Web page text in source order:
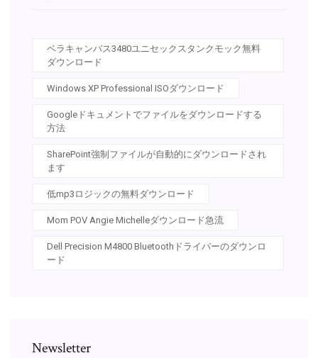
ベラキャンバス3480ユニセックスタンクモック無料
ダウンロード
Windows XP Professional ISOダウンロード
Googleドキュメントでファイルをダウンロードする
方法
SharePoint強制ファイルが自動的にダウンロードされ
ます
低mp3ロジックの無料ダウンロード
Mom POV Angie Michelleダウンロード急流
Dell Precision M4800 Bluetoothドライバーのダウンロ
ード
Newsletter